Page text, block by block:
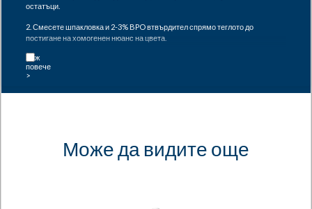
остатъци.
2. Смесете шпакловка и 2-3% BPO втвърдител спрямо теглото до
постигане на хомогенен нюанс на цвета.
3. Сместа има годност от около 5 минути при 20 °C. По-високата
температура може да намали живота и.
4. След 20 минути може да се шлайфа: ръчно – машинно сухо
Може да видите още